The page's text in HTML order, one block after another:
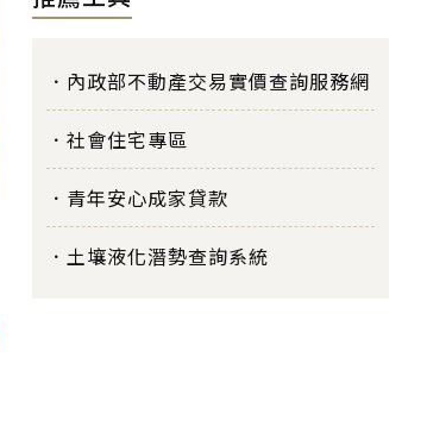
內政部不動產交易實價查詢服務網
社會住宅專區
青年安心成家貸款
土壤液化潛勢查詢系統